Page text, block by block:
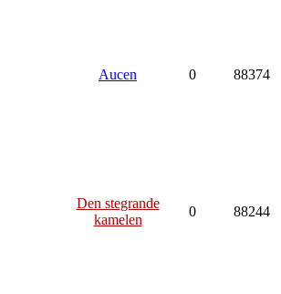
Aucen 0 88374
Den stegrande
kamelen
0 88244